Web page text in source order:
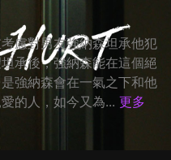
慮對男友強納森坦承他犯
承後，強納森能在這個絕
強納森會在一氣之下和他
的人，如今又為... 更多